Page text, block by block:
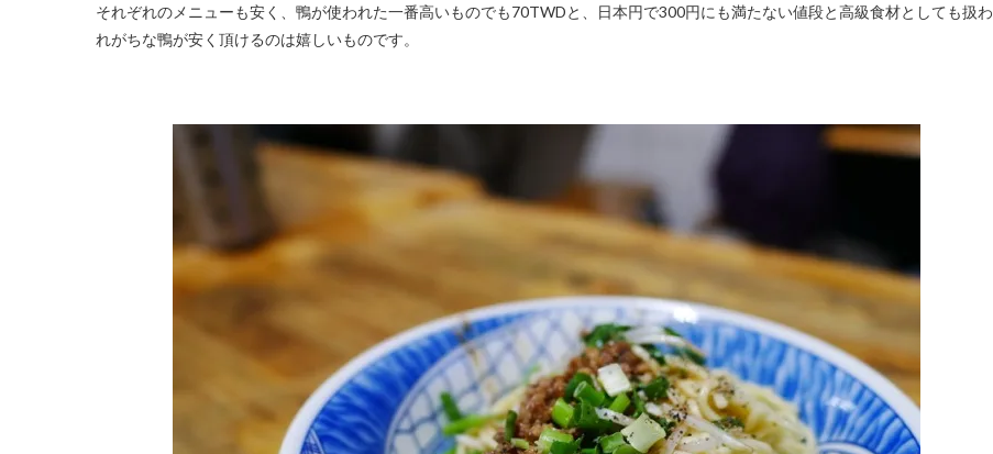
それぞれのメニューも安く、鴨が使われた一番高いものでも70TWDと、日本円で300円にも満たない値段と高級食材としても扱わ
れがちな鴨が安く頂けるのは嬉しいものです。